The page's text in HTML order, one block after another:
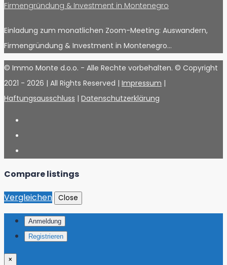
Firmengründung & Investment in Montenegro
Einladung zum monatlichen Zoom-Meeting: Auswandern,
Firmengründung & Investment in Montenegro…
© Immo Monte d.o.o. - Alle Rechte vorbehalten. © Copyright
2021 - 2026 | All Rights Reserved | Impressum |
Haftungsausschluss | Datenschutzerklärung
Compare listings
Vergleichen
Close
Anmeldung
Registrieren
×